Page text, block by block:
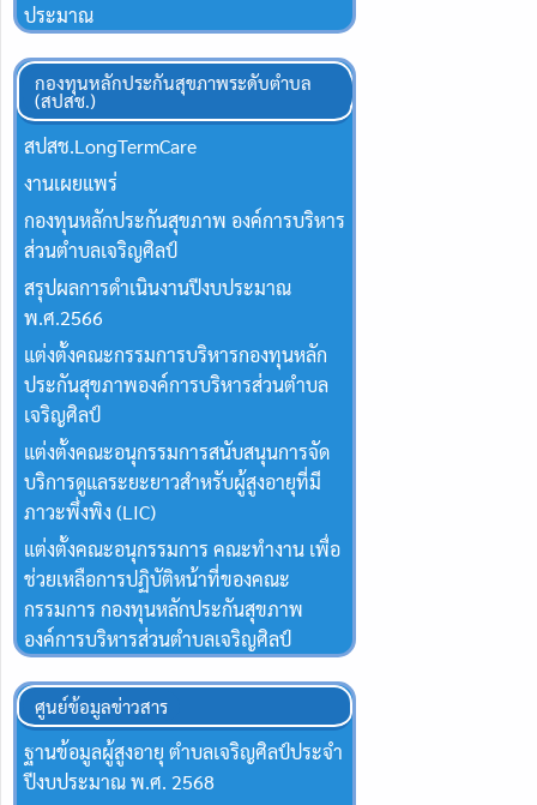
ประมาณ
กองทุนหลักประกันสุขภาพระดับตำบล
(สปสช.)
สปสช.Long​Term​Care
งานเผยแพร่
กองทุนหลักประกันสุขภาพ องค์การบริหาร
ส่วนตำบลเจริญศิลป์
สรุปผลการดำเนินงานปีงบประมาณ
พ.ศ.2566
แต่งตั้งคณะกรรมการบริหารกองทุนหลัก
ประกันสุขภาพองค์การบริหารส่วนตำบล
เจริญศิลป์
แต่งตั้งคณะอนุกรรมการสนับสนุนการจัด
บริการดูแลระยะยาวสำหรับผู้สูงอายุที่มี
ภาวะพึ่งพิง (LIC)
แต่งตั้งคณะอนุกรรมการ คณะทำงาน เพื่อ
ช่วยเหลือการปฏิบัติหน้าที่ของคณะ
กรรมการ กองทุนหลักประกันสุขภาพ
องค์การบริหารส่วนตำบลเจริญศิลป์
ศูนย์ข้อมูลข่าวสาร
ฐานข้อมูลผู้สูงอายุ ตำบลเจริญศิลป์ประจำ
ปีงบประมาณ พ.ศ. 2568